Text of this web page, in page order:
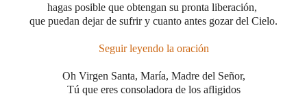
hagas posible que obtengan su pronta liberación,
que puedan dejar de sufrir y cuanto antes gozar del Cielo.
Seguir leyendo la oración
Oh Virgen Santa, María, Madre del Señor,
Tú que eres consoladora de los afligidos